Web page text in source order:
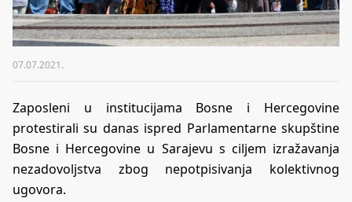
07.07.2021.
Zaposleni u institucijama Bosne i Hercegovine
protestirali su danas ispred Parlamentarne skupštine
Bosne i Hercegovine u Sarajevu s ciljem izražavanja
nezadovoljstva zbog nepotpisivanja kolektivnog
ugovora.